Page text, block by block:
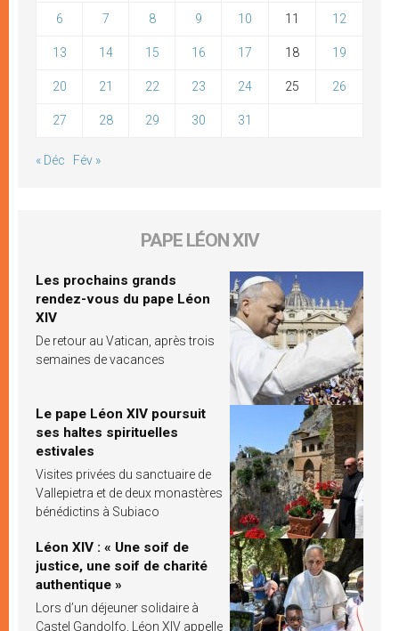
6 7 8 9 10 11 12
13 14 15 16 17 18 19
20 21 22 23 24 25 26
27 28 29 30 31
« Déc Fév »
PAPE LÉON XIV
Les prochains grands
rendez-vous du pape Léon
XIV
De retour au Vatican, après trois
semaines de vacances
Le pape Léon XIV poursuit
ses haltes spirituelles
estivales
Visites privées du sanctuaire de
Vallepietra et de deux monastères
bénédictins à Subiaco
Léon XIV : « Une soif de
justice, une soif de charité
authentique »
Lors d’un déjeuner solidaire à
Castel Gandolfo, Léon XIV appelle